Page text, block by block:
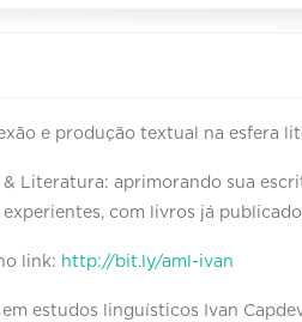
e produção textual na esfera
& Literatura: aprimorando sua
com livros já
link: http://bit.ly/aml-ivan
estudos linguísticos Ivan